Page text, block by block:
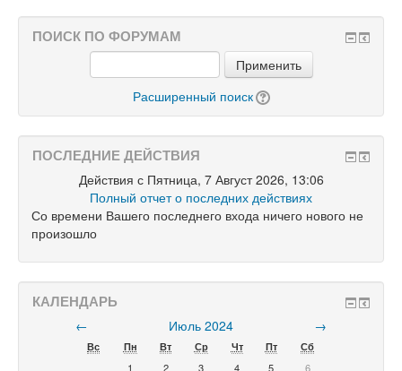
ПОИСК ПО ФОРУМАМ
Применить
Расширенный поиск
ПОСЛЕДНИЕ ДЕЙСТВИЯ
Действия с Пятница, 7 Август 2026, 13:06
Полный отчет о последних действиях
Со времени Вашего последнего входа ничего нового не
произошло
КАЛЕНДАРЬ
← Июль 2024 →
Вс Пн Вт Ср Чт Пт
Сб
1
2 3 4 5 6